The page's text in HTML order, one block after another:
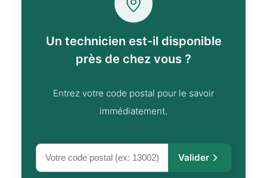
Un technicien est-il disponible
près de chez vous ?
Entrez votre code postal pour le savoir
immédiatement.
Valider